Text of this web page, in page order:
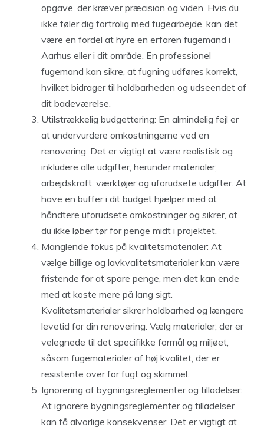
opgave, der kræver præcision og viden. Hvis du
ikke føler dig fortrolig med fugearbejde, kan det
være en fordel at hyre en erfaren fugemand i
Aarhus eller i dit område. En professionel
fugemand kan sikre, at fugning udføres korrekt,
hvilket bidrager til holdbarheden og udseendet af
dit badeværelse.
Utilstrækkelig budgettering: En almindelig fejl er
at undervurdere omkostningerne ved en
renovering. Det er vigtigt at være realistisk og
inkludere alle udgifter, herunder materialer,
arbejdskraft, værktøjer og uforudsete udgifter. At
have en buffer i dit budget hjælper med at
håndtere uforudsete omkostninger og sikrer, at
du ikke løber tør for penge midt i projektet.
Manglende fokus på kvalitetsmaterialer: At
vælge billige og lavkvalitetsmaterialer kan være
fristende for at spare penge, men det kan ende
med at koste mere på lang sigt.
Kvalitetsmaterialer sikrer holdbarhed og længere
levetid for din renovering. Vælg materialer, der er
velegnede til det specifikke formål og miljøet,
såsom fugematerialer af høj kvalitet, der er
resistente over for fugt og skimmel.
Ignorering af bygningsreglementer og tilladelser:
At ignorere bygningsreglementer og tilladelser
kan få alvorlige konsekvenser. Det er vigtigt at